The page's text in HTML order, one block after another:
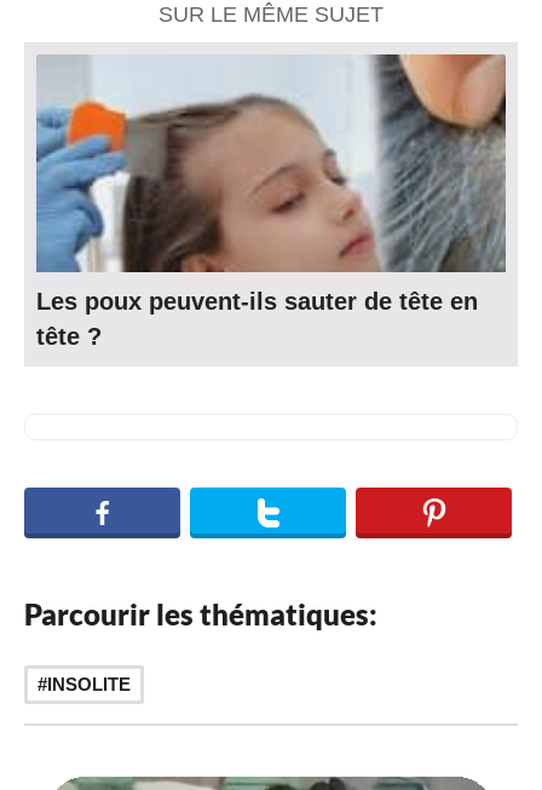
SUR LE MÊME SUJET
Les poux peuvent-ils sauter de tête en
tête ?
Parcourir les thématiques:
INSOLITE